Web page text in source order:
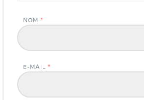
NOM *
E-MAIL *